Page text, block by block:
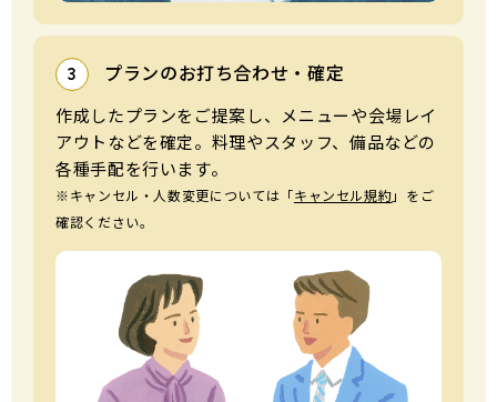
3 プランのお打ち合わせ・確定
作成したプランをご提案し、メニューや会場レイ
アウトなどを確定。料理やスタッフ、備品などの
各種⼿配を⾏います。
※キャンセル・⼈数変更については「キャンセル規約」をご
確認ください。